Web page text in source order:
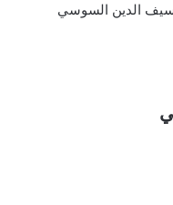
سيف الدين السوسي